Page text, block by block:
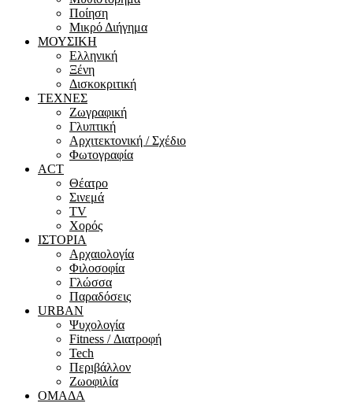
Ποίηση
Μικρό Διήγημα
ΜΟΥΣΙΚΗ
Ελληνική
Ξένη
Δισκοκριτική
ΤΕΧΝΕΣ
Ζωγραφική
Γλυπτική
Αρχιτεκτονική / Σχέδιο
Φωτογραφία
ACT
Θέατρο
Σινεμά
ΤV
Χορός
ΙΣΤΟΡΙΑ
Αρχαιολογία
Φιλοσοφία
Γλώσσα
Παραδόσεις
URBAN
Ψυχολογία
Fitness / Διατροφή
Tech
Περιβάλλον
Ζωοφιλία
ΟΜΑΔΑ